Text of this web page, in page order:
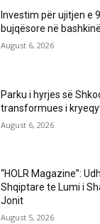
Investim për ujitjen e
bujqësore në
August 6, 2026
Parku i hyrjes së
transformues i
August 6, 2026
“HOLR Magazine”:
Shqiptare te Lumi i
Jonit
August 5, 2026